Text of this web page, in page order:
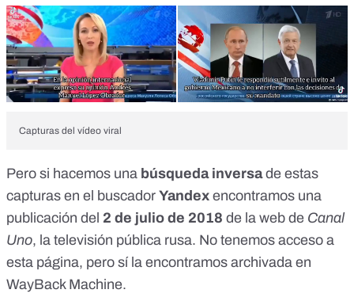
Capturas del vídeo viral
Pero si hacemos una búsqueda inversade estas
capturas en el buscador Yandex encontramos una
publicación del 2 de julio de 2018 de la web de Canal
Uno, la televisión pública rusa. No tenemos acceso a
esta página, pero sí la encontramos archivada en
WayBack Machine.